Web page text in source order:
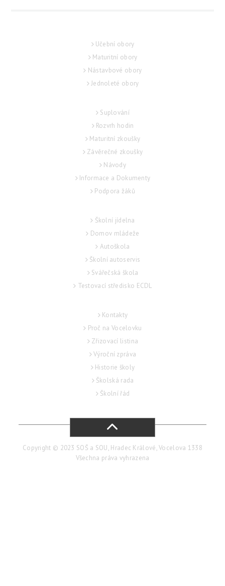
Učební obory
Maturitní obory
Nástavbové obory
Jednoleté obory
Suplování
Rozvrh hodin
Maturitní zkoušky
Závěrečné zkoušky
Návody
Informace a Dokumenty
Podpora žáků
Školní jídelna
Domov mládeže
Autoškola
Školní autoservis
Svářečská škola
Testovací středisko ECDL
Kontakty
Proč na Vocelovku
Zřizovací listina
Výroční zpráva
Historie školy
Školská rada
Školní řád
Copyright © 2023 SOŠ a SOU, Hradec Králové, Vocelova 1338
Všechna práva vyhrazena